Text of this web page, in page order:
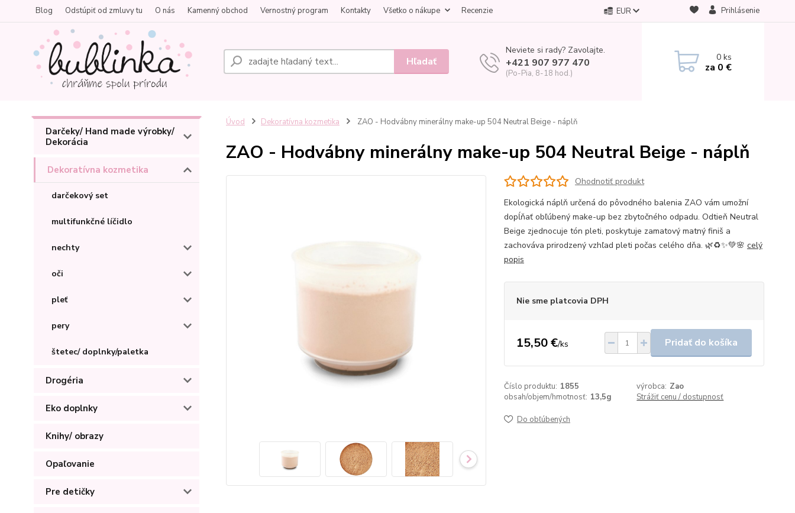
Blog Odstúpiť od zmluvy tu O nás Kamenný obchod Vernostný program Kontakty Všetko o nákupe Recenzie EUR Prihlásenie
Hľadať
Neviete si rady? Zavolajte.
+421 907 977 470
(Po-Pia, 8-18 hod.)
0ks
za 0 €
Darčeky/ Hand made výrobky/
Dekorácia
Dekoratívna kozmetika
darčekový set
multifunkčné líčidlo
nechty
oči
pleť
pery
štetec/ doplnky/paletka
Drogéria
Eko doplnky
Knihy/ obrazy
Opaľovanie
Pre detičky
Úvod Dekoratívna kozmetika ZAO - Hodvábny minerálny make-up 504 Neutral Beige - náplň
ZAO - Hodvábny minerálny make-up 504 Neutral Beige - náplň
Ohodnotiť produkt
Ekologická náplň určená do pôvodného balenia ZAO vám umožní
dopĺňať obľúbený make-up bez zbytočného odpadu. Odtieň Neutral
Beige zjednocuje tón pleti, poskytuje zamatový matný finiš a
zachováva prirodzený vzhľad pleti počas celého dňa. 🌿♻️✨💚🌸 celý
popis
Nie sme platcovia DPH
15,50 €/ks Pridať do košíka
Číslo produktu: 1855 výrobca: Zao
obsah/objem/hmotnosť: 13,5g Strážiť cenu / dostupnosť
Do obľúbených